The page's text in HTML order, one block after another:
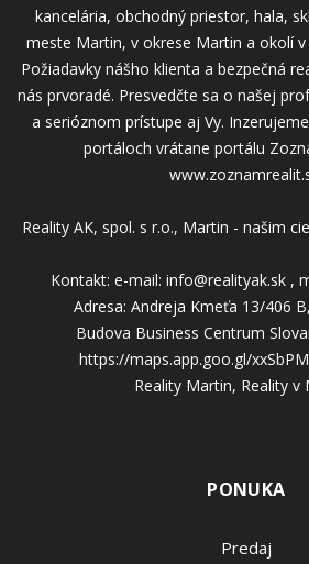
kancelária, obchodný priestor, hala,
meste Martin, v okrese Martin a okolí v
Požiadavky nášho klienta a bezpečná
nás prvoradé. Presvedčte sa o našej
a serióznom prístupe aj Vy.
portáloch vrátane portálu
Reality AK, spol. s r.o., Martin - našim
Kontakt: e-mail: info@realityak.sk ,
Adresa: Andreja Kmeťa 13/406
Budova Business Centrum
https://maps.app.goo.gl/
Reality Martin, Reality v
PONUKA
Predaj